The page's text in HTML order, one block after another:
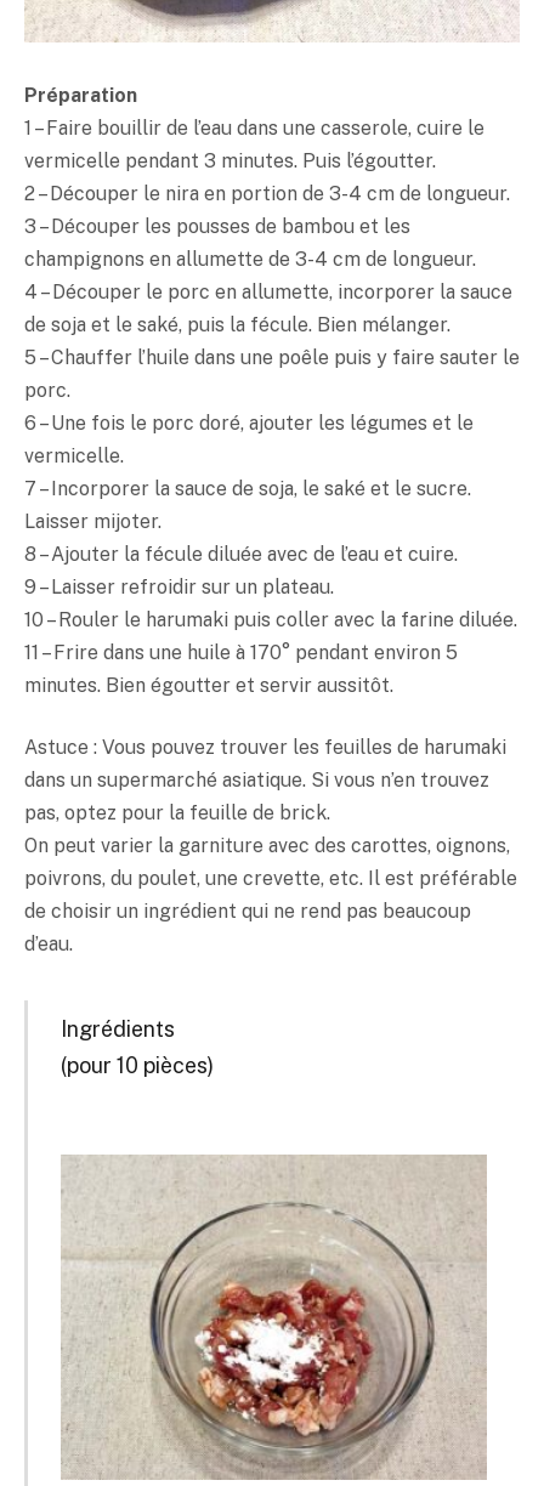
Préparation
1 – Faire bouillir de l’eau dans une casserole, cuire le
vermicelle pendant 3 minutes. Puis l’égoutter.
2 – Découper le nira en portion de 3-4 cm de longueur.
3 – Découper les pousses de bambou et les
champignons en allumette de 3-4 cm de longueur.
4 – Découper le porc en allumette, incorporer la sauce
de soja et le saké, puis la fécule. Bien mélanger.
5 – Chauffer l’huile dans une poêle puis y faire sauter le
porc.
6 – Une fois le porc doré, ajouter les légumes et le
vermicelle.
7 – Incorporer la sauce de soja, le saké et le sucre.
Laisser mijoter.
8 – Ajouter la fécule diluée avec de l’eau et cuire.
9 – Laisser refroidir sur un plateau.
10 – Rouler le harumaki puis coller avec la farine diluée.
11 – Frire dans une huile à 170° pendant environ 5
minutes. Bien égoutter et servir aussitôt.
Astuce : Vous pouvez trouver les feuilles de harumaki
dans un supermarché asiatique. Si vous n’en trouvez
pas, optez pour la feuille de brick.
On peut varier la garniture avec des carottes, oignons,
poivrons, du poulet, une crevette, etc. Il est préférable
de choisir un ingrédient qui ne rend pas beaucoup
d’eau.
Ingrédients
(pour 10 pièces)